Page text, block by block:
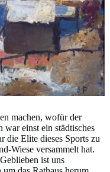
machen, wofür der
einst ein städtisches
die Elite dieses Sports zu
Wiese versammelt hat.
ist uns